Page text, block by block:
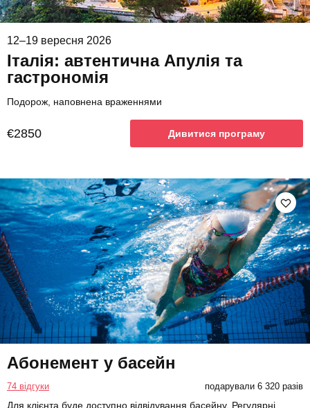
12–19 вересня 2026
Італія: автентична Апулія та
гастрономія
Подорож, наповнена враженнями
€2850 Дивитися програму
Абонемент у басейн
74 відгуки подарували 6 320 разів
Для клієнта буде доступно відвідування басейну. Регулярні